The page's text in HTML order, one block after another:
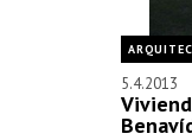
5.4.2013